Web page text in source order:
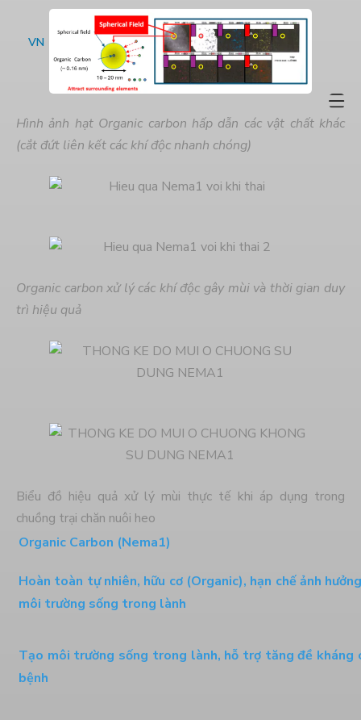
VN
Hình ảnh hạt Organic carbon hấp dẫn các vật chất khác
(cắt đứt liên kết các khí độc nhanh chóng)
Organic carbon xử lý các khí độc gây mùi và thời gian duy
trì hiệu quả
Biểu đồ hiệu quả xử lý mùi thực tế khi áp dụng trong
chuồng trại chăn nuôi heo
Organic Carbon (Nema1)
Hoàn toàn tự nhiên, hữu cơ (Organic), hạn chế ảnh
môi trường sống trong lành
Tạo môi trường sống trong lành, hỗ trợ tăng đề kháng
bệnh